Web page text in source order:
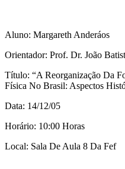
Aluno: Margareth Anderáos
Orientador: Prof. Dr. João
Título: “A Reorganização Da
Física No Brasil: Aspectos
Data: 14/12/05
Horário: 10:00 Horas
Local: Sala De Aula 8 Da Fef